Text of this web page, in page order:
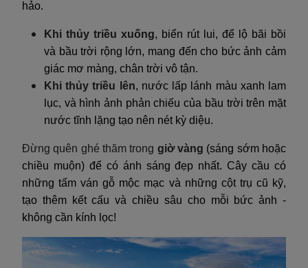
hảo.
Khi thủy triều xuống, biển rút lui, để lộ bãi bồi
và bầu trời rộng lớn, mang đến cho bức ảnh cảm
giác mơ màng, chân trời vô tận.
Khi thủy triều lên, nước lấp lánh màu xanh lam
lục, và hình ảnh phản chiếu của bầu trời trên mặt
nước tĩnh lặng tạo nên nét kỳ diệu.
Đừng quên ghé thăm trong giờ vàng (sáng sớm hoặc
chiều muộn) để có ánh sáng đẹp nhất. Cây cầu có
những tấm ván gỗ mộc mạc và những cột trụ cũ kỹ,
tạo thêm kết cấu và chiều sâu cho mỗi bức ảnh -
không cần kính lọc!